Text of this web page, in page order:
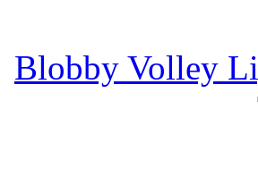
Blobby Volley